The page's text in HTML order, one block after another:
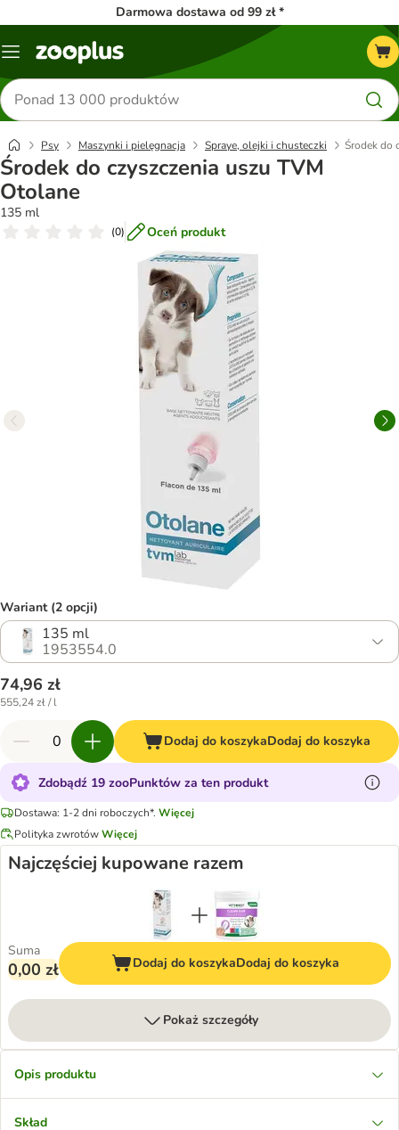
Darmowa dostawa od 99 zł *
Menu
Szukaj
produktów
Psy Maszynki i pielęgnacja Spraye, olejki i chusteczki Środek do
Środek do czyszczenia uszu TVM
Otolane
135 ml
(0) Oceń produkt
Wariant (2 opcji)
135 ml
1953554.0
74,96 zł
555,24 zł / l
Dodaj do koszykaDodaj do koszyka
Zdobądź 19 zooPunktów za ten produkt
Dostawa: 1-2 dni roboczych*. Więcej
Polityka zwrotówWięcej
Najczęściej kupowane razem
Suma
0,00 zł Dodaj do koszykaDodaj do koszyka
Pokaż szczegóły
Opis produktu
Skład